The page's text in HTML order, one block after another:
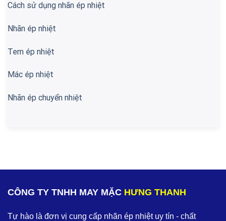
Cách sử dụng nhãn ép nhiệt
Nhãn ép nhiệt
Tem ép nhiệt
Mác ép nhiệt
Nhãn ép chuyển nhiệt
CÔNG TY TNHH MAY MẶC HƯNG THANH
Tự hào là đơn vị cung cấp nhãn ép nhiệt uy tín - chất